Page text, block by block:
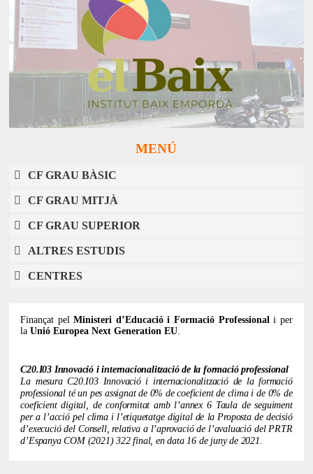
MENÚ
CF GRAU BÀSIC
CF GRAU MITJÀ
CF GRAU SUPERIOR
ALTRES ESTUDIS
CENTRES
Finançat pelMinisteri d’Educació i Formació Professionali per
laUnió Europea Next Generation EU.
C20.I03 Innovació i internacionalització de la formació professional
La mesura C20.I03 Innovació i internacionalització de la formació
professional té un pes assignat de 0% de coeficient de clima i de 0% de
coeficient digital, de conformitat amb l’annex 6 Taula de seguiment
per a l’acció pel clima i l’etiquetatge digital de la Proposta de decisió
d’execució del Consell, relativa a l’aprovació de l’avaluació del PRTR
d’Espanya COM (2021) 322 final, en data 16 de juny de 2021.